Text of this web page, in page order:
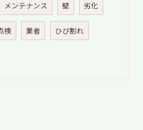
メンテナンス 壁 劣化
検 業者 ひび割れ